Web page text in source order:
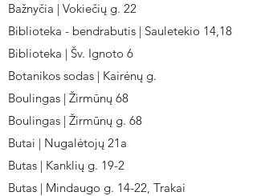
Bažnyčia | Vokiečių g. 22
Biblioteka - bendrabutis | Sauletekio 14,18
Biblioteka | Šv. Ignoto 6
Botanikos sodas | Kairėnų g.
Boulingas | Žirmūnų 68
Boulingas | Žirmūnų g. 68
Butai | Nugalėtojų 21a
Butas | Kanklių g. 19-2
Butas | Mindaugo g. 14-22, Trakai